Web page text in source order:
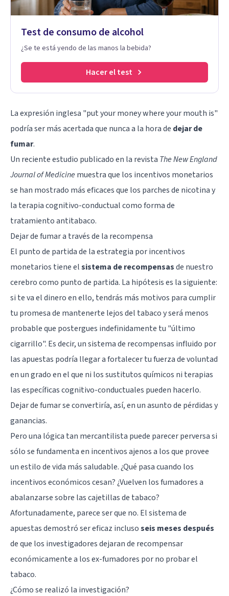
Test de consumo de alcohol
¿Se te está yendo de las manos la bebida?
Hacer el test
La expresión inglesa "put your money where your mouth is"
podría ser más acertada que nunca a la hora de dejar de
fumar.
Un reciente estudio publicado en la revista The New England
Journal of Medicinemuestra que los incentivos monetarios
se han mostrado más eficaces que los parches de nicotina y
la terapia cognitivo-conductual como forma de
tratamiento antitabaco.
Dejar de fumar a través de la recompensa
El punto de partida de la estrategia por incentivos
monetarios tiene elsistema de recompensasde nuestro
cerebro como punto de partida. La hipótesis es la siguiente:
si te va el dinero en ello, tendrás más motivos para cumplir
tu promesa de mantenerte lejos del tabaco y será menos
probable que postergues indefinidamente tu "último
cigarrillo". Es decir, un sistema de recompensas influido por
las apuestas podría llegar a fortalecer tu fuerza de voluntad
en un grado en el que ni los sustitutos químicos ni terapias
las específicas cognitivo-conductuales pueden hacerlo.
Dejar de fumar se convertiría, así, en un asunto de pérdidas y
ganancias.
Pero una lógica tan mercantilista puede parecer perversa si
sólo se fundamenta en incentivos ajenos a los que provee
un estilo de vida más saludable. ¿Qué pasa cuando los
incentivos económicos cesan? ¿Vuelven los fumadores a
abalanzarse sobre las cajetillas de tabaco?
Afortunadamente, parece ser que no. El sistema de
apuestas demostró ser eficaz inclusoseis meses después
de que los investigadores dejaran de recompensar
económicamente a los ex-fumadores por no probar el
tabaco.
¿Cómo se realizó la investigación?